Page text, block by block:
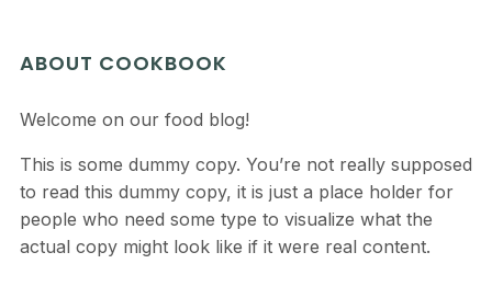
ABOUT COOKBOOK
Welcome on our food blog!
This is some dummy copy. You’re not really supposed
to read this dummy copy, it is just a place holder for
people who need some type to visualize what the
actual copy might look like if it were real content.